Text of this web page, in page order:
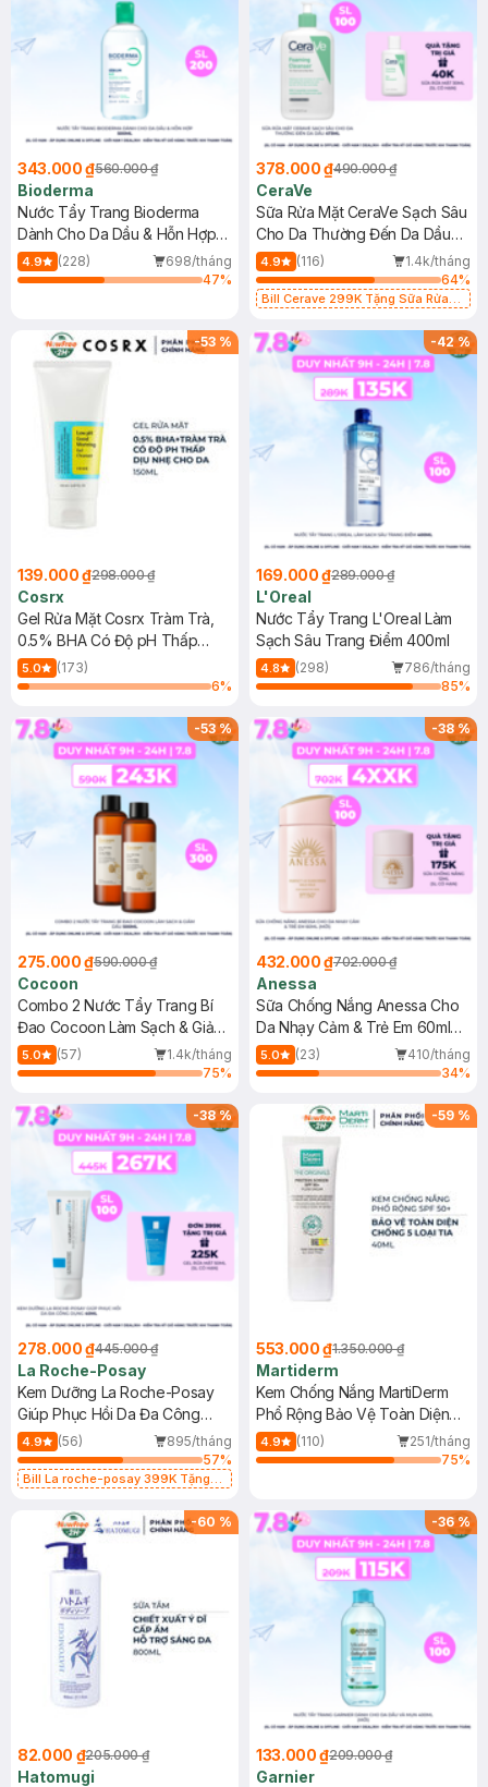
343.000 ₫560.000 ₫
Bioderma
Nước Tẩy Trang Bioderma
Dành Cho Da Dầu & Hỗn Hợp
500ml
4.9 (228)
698/tháng
47%
378.000 ₫490.000 ₫
CeraVe
Sữa Rửa Mặt CeraVe Sạch Sâu
Cho Da Thường Đến Da Dầu
473ml
4.9 (116)
1.4k/tháng
64%
Bill Cerave 299K Tặng Sữa Rửa
-53 %
139.000 ₫298.000 ₫
Cosrx
Gel Rửa Mặt Cosrx Tràm Trà,
0.5% BHA Có Độ pH Thấp
150ml
5.0
(173)
6%
-42%
169.000 ₫289.000 ₫
L'Oreal
Nước Tẩy Trang L'Oreal Làm
Sạch Sâu Trang Điểm 400ml
4.8 (298)
786/tháng
85%
-53%
275.000 ₫590.000 ₫
Cocoon
Combo 2 Nước Tẩy Trang Bí
Đao Cocoon Làm Sạch & Giảm
Dầu 500ml
5.0 (57)
1.4k/tháng
75%
-38%
432.000 ₫702.000 ₫
Anessa
Sữa Chống Nắng Anessa Cho
Da Nhạy Cảm & Trẻ Em 60ml
(Mới)
5.0 (23)
410/tháng
34%
-38%
278.000 ₫445.000 ₫
La Roche-Posay
Kem Dưỡng La Roche-Posay
Giúp Phục Hồi Da Đa Công
Dụng 40ml
4.9 (56)
895/tháng
57%
Bill La roche-posay 399K Tặng
(SL có hạn)
-59 %
553.000 ₫1.350.000 ₫
Martiderm
Kem Chống Nắng MartiDerm
Phổ Rộng Bảo Vệ Toàn Diện
40ml
4.9 (110)
251/tháng
75%
-60 %
82.000 ₫205.000 ₫
Hatomugi
-36%
133.000 ₫209.000 ₫
Garnier